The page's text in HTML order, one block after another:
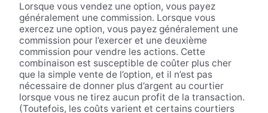
Lorsque vous vendez une option, vous payez
généralement une commission. Lorsque vous
exercez une option, vous payez généralement une
commission pour l’exercer et une deuxième
commission pour vendre les actions. Cette
combinaison est susceptible de coûter plus cher
que la simple vente de l’option, et il n’est pas
nécessaire de donner plus d’argent au courtier
lorsque vous ne tirez aucun profit de la transaction.
(Toutefois, les coûts varient et certains courtiers